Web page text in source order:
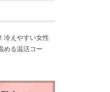
冷えやすい女性
める温活コー